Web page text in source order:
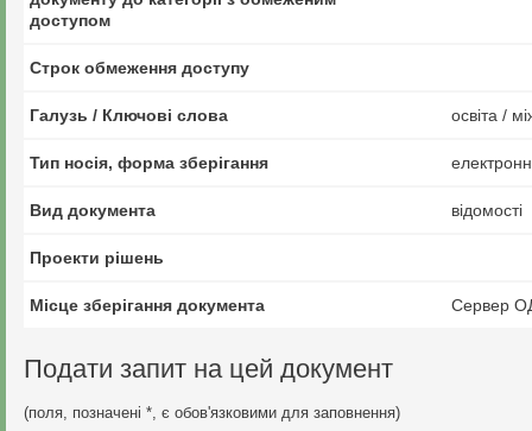
доступом
Строк обмеження доступу
Галузь / Ключові слова освіта /
Тип носія, форма зберігання
Вид документа відомості
Проекти рішень
Місце зберігання документа Сервер
Подати запит на цей документ
(поля, позначені *, є обов'язковими для заповнення)